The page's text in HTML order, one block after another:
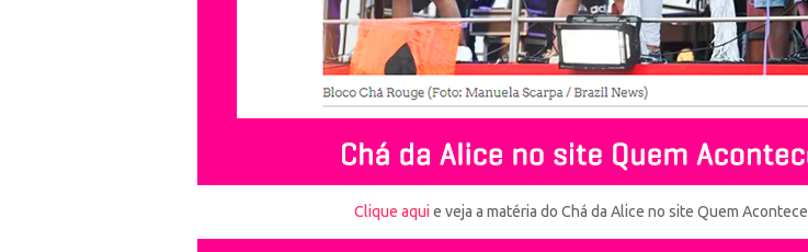
Clique aquie veja a matéria do Chá da Alice no site Quem Acontece